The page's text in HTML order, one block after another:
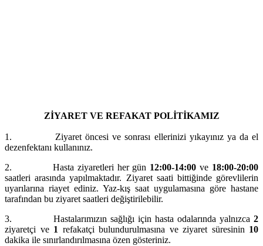
ZİYARET VE REFAKAT POLİTİKAMIZ
1.
Ziyaret öncesi ve sonrası ellerinizi yıkayınız ya da el
dezenfektanı kullanınız.
2.
Hasta ziyaretleri her gün 12:00‐14:00 ve 18:00‐20:00
saatleri arasında yapılmaktadır. Ziyaret saati bittiğinde görevlilerin
uyarılarına riayet ediniz. Yaz-kış saat uygulamasına göre hastane
tarafından bu ziyaret saatleri değiştirilebilir.
3.
Hastalarımızın sağlığı için hasta odalarında yalnızca 2
ziyaretçi ve 1 refakatçi bulundurulmasına ve ziyaret süresinin 10
dakika ile sınırlandırılmasına özen gösteriniz.